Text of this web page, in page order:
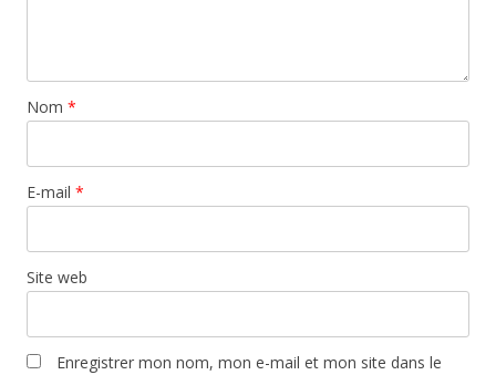
Nom *
E-mail *
Site web
Enregistrer mon nom, mon e-mail et mon site dans le